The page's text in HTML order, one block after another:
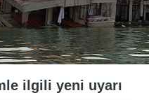
ilgili yeni uyarı